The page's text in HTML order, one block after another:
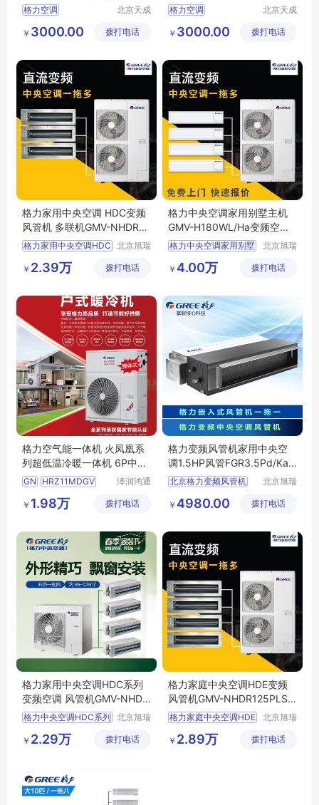
格力空调
北京天成
设备有限
￥ 3000.00 拨打电话
格力空调
北京天成
设备有限
￥ 3000.00 拨打电话
格力家用中央空调 HDC变频
风管机 多联机GMV-NHDR32
P/H
格力家用中央空调HDC
NHD32PLA
NHDR32P H
格力中央空调
北京旭瑞
备有限公
￥ 2.39万 拨打电话
格力中央空调家用别墅主机
GMV-H180WL/Ha变频空调
风管机
格力中央空调家用别墅
格力变频空调风管机
北京旭瑞
备有限公
￥ 4.00万 拨打电话
格力空气能一体机 火凤凰系
列超低温冷暖一体机 6P中央
空调
GN
HRZ11MDGV
格力冷暖一体机
格力6P空气能
泽润鸿通
商贸有限
￥ 1.98万 拨打电话
格力变频风管机家用中央空
调1.5HP风管FGR3.5Pd/KaN
h-N3
北京格力变频风管机
格力FGR3 5Pdc1Na
N3 5Pd
北京旭瑞
备有限公
￥ 4980.00 拨打电话
格力家用中央空调HDC系列
变频空调 风管机GMV-NHD2
2PL/H
格力中央空调HDC系列
格力GMV NHD22PLA
北京旭瑞
备有限公
￥ 2.29万 拨打电话
格力家庭中央空调HDE变频
风管机GMV-NHDR125PLS/E
多联机
格力家庭中央空调HDE
NHDR125PLSE
北京旭瑞
备有限公
￥ 2.89万 拨打电话